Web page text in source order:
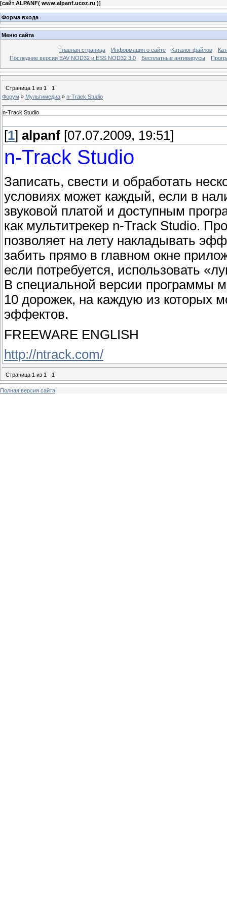
[сайт ALPANF( www.alpanf.ucoz.ru )]
Форма входа
Меню сайта
Главная страница Информация о сайте Каталог файлов
Последние версии EAV NOD32 и ESS NOD32 3.0
Бесплатные антивирусы
Страница 1 из 1
1
Форум » Мультимедиа » n-Track Studio
n-Track Studio
[1] alpanf [07.07.2009, 19:51]
n-Track Studio
Записать, свести и обработать
условиях может каждый, если в
звуковой платой и доступным
как мультитрекер n-Track Studio.
позволяет на лету накладывать
забить прямо в главном окне
если потребуется, использовать
В специальной версии программы
10 дорожек, на каждую из которых
эффектов.
FREEWARE ENGLISH
http://ntrack.com/
Страница 1 из 1 1
Полная версия сайта